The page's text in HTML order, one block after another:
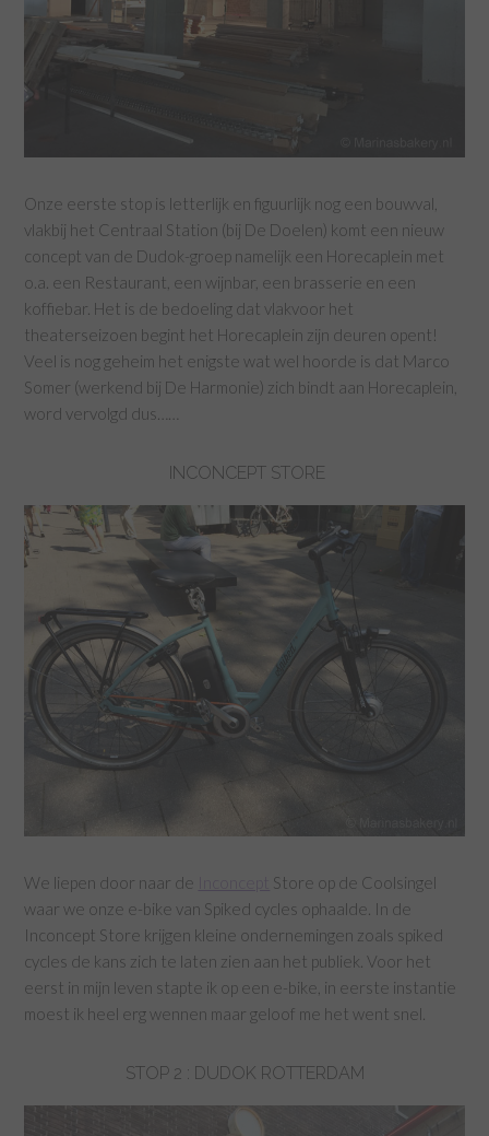
Onze eerste stop is letterlijk en figuurlijk nog een bouwval,
vlakbij het Centraal Station (bij De Doelen) komt een nieuw
concept van de Dudok-groep namelijk een Horecaplein met
o.a. een Restaurant, een wijnbar, een brasserie en een
koffiebar. Het is de bedoeling dat vlakvoor het
theaterseizoen begint het Horecaplein zijn deuren opent!
Veel is nog geheim het enigste wat wel hoorde is dat Marco
Somer (werkend bij De Harmonie) zich bindt aan Horecaplein,
word vervolgd dus……
INCONCEPT STORE
We liepen door naar de
Store op de Coolsingel
waar we onze e-bike van Spiked cycles ophaalde. In de
Inconcept Store krijgen kleine ondernemingen zoals spiked
cycles de kans zich te laten zien aan het publiek. Voor het
eerst in mijn leven stapte ik op een e-bike, in eerste instantie
moest ik heel erg wennen maar geloof me het went snel.
STOP 2 : DUDOK ROTTERDAM